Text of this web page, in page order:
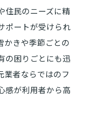
住民のニーズに精
ポートが受けられ
かきや季節ごとの
の困りごとにも迅
業者ならではのフ
感が利用者から高